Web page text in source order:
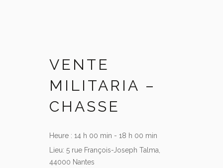
VENTE
MILITARIA –
CHASSE
Heure : 14 h 00 min - 18 h 00 min
Lieu: 5 rue François-Joseph Talma,
44000 Nantes